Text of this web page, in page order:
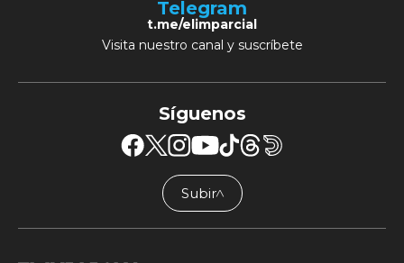
Telegram
t.me/elimparcial
Visita nuestro canal y suscríbete
Síguenos
Subir╱╲